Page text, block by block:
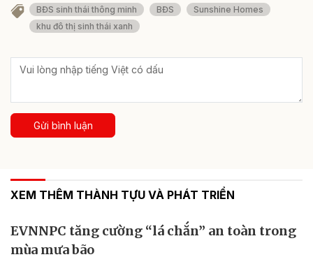
BĐS sinh thái thông minh BĐS
Sunshine Homes
khu đô thị sinh thái xanh
Gửi bình luận
XEM THÊM THÀNH TỰU VÀ PHÁT TRIỂN
EVNNPC tăng cường “lá chắn” an toàn trong
mùa mưa bão